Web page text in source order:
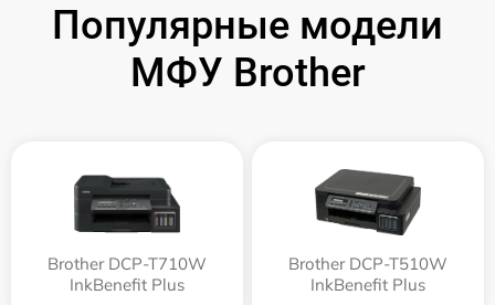
Популярные модели
МФУ Brother
Brother DCP-T710W
InkBenefit Plus
Brother DCP-T510W
InkBenefit Plus